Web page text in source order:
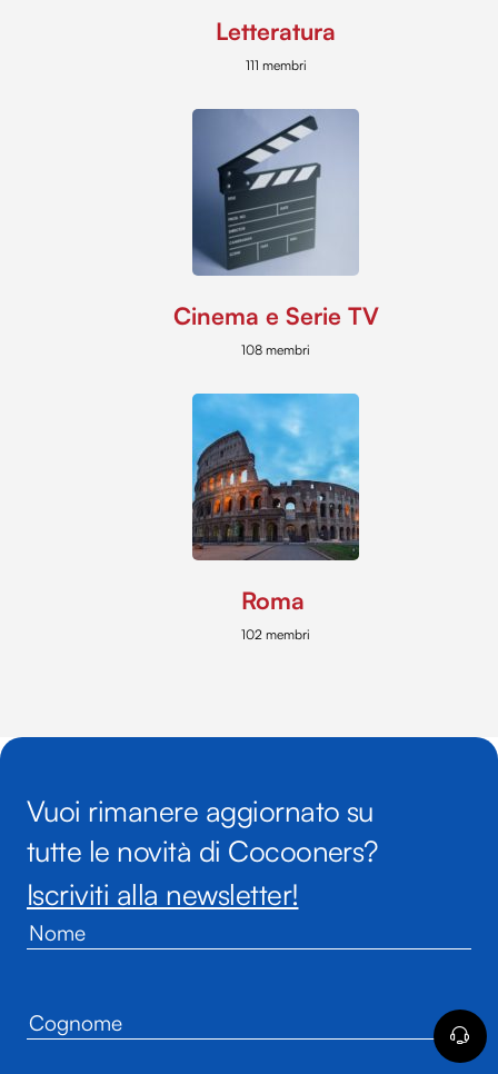
Letteratura
111 membri
Cinema e Serie TV
108 membri
Roma
102 membri
Vuoi rimanere aggiornato su
tutte le novità di Cocooners?
Iscriviti alla newsletter!